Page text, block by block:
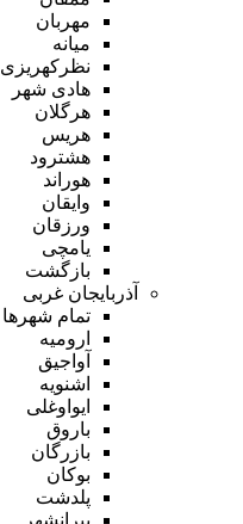
مهربان
میانه
نظرکهریزی
هادی شهر
هرگلان
هریس
هشترود
هوراند
وایقان
ورزقان
یامچی
بازگشت
آذربایجان غربی
تمام شهر‌ها
ارومیه
آواجیق
اشنویه
ایواوغلی
باروق
بازرگان
بوکان
پلدشت
پیرانشهر